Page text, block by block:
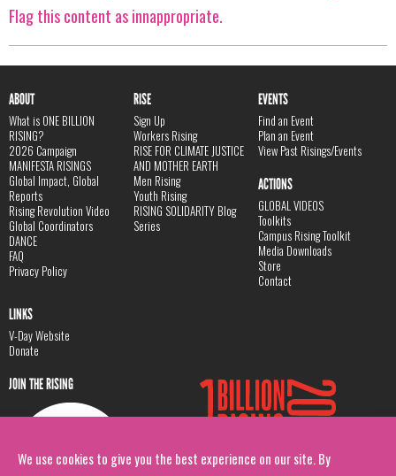
We use cookies to give you the best experience on our site. By
Flag this content as innappropriate.
ABOUT
What is ONE BILLION
RISING?
2026 Campaign
MANIFESTA RISINGS
Global Impact, Global
Reports
Rising Revolution Video
Global Coordinators
DANCE
FAQ
Privacy Policy
RISE
Sign Up
Workers Rising
RISE FOR CLIMATE JUSTICE
AND MOTHER EARTH
Men Rising
Youth Rising
RISING SOLIDARITY Blog
Series
EVENTS
Find an Event
Plan an Event
View Past Risings/Events
ACTIONS
GLOBAL VIDEOS
Toolkits
Campus Rising Toolkit
Media Downloads
Store
Contact
LINKS
V-Day Website
Donate
JOIN THE RISING